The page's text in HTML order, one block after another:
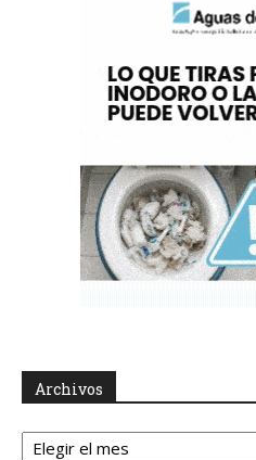
Archivos
Archivos